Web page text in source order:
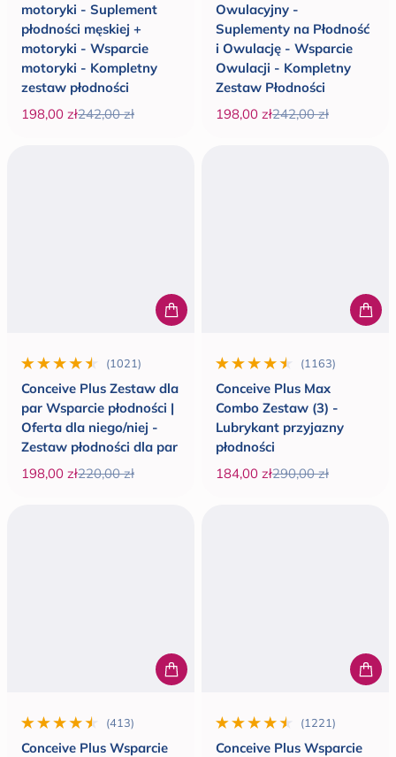
motoryki - Suplement
płodności męskiej +
motoryki - Wsparcie
motoryki - Kompletny
zestaw płodności
198,00 zł242,00 zł
Owulacyjny -
Suplementy na Płodność
i Owulację - Wsparcie
Owulacji - Kompletny
Zestaw Płodności
198,00 zł242,00 zł
(1021)
1021 wszystkie recenzje
Conceive Plus Zestaw dla
par Wsparcie płodności |
Oferta dla niego/niej -
Zestaw płodności dla par
198,00 zł220,00 zł
(1163)
1163 wszystkie recenzje
Conceive Plus Max
Combo Zestaw (3) -
Lubrykant przyjazny
płodności
184,00 zł290,00 zł
(413)
413 wszystkie recenzje
Conceive Plus Wsparcie
(1221)
1221 wszystkie recenzje
Conceive Plus Wsparcie